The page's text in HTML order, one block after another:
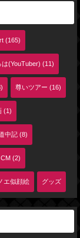
(165)
は(YouTuber) (11)
尊いツアー (16)
(1)
中記 (8)
CM (2)
エ似顔絵 グッズ